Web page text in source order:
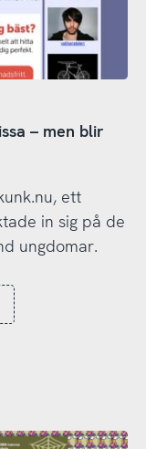
– men blir
ett
in sig på de
ungdomar.